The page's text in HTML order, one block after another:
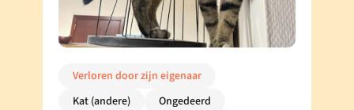
Verloren door zijn eigenaar
Kat (andere)
Ongedeerd